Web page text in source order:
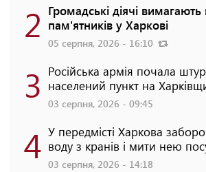
2 Громадські діячі
пам'ятників у Харкові
05 серпня, 2026 - 16:10
3 Російська армія почала
населений пункт на
03 серпня, 2026 - 09:45
4 У передмісті Харкова
воду з кранів і мити нею
03 серпня, 2026 - 14:18